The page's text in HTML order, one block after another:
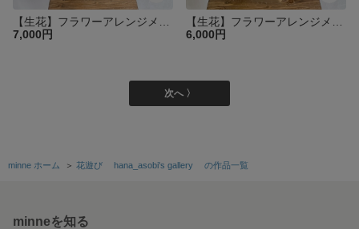
7,000円
6,000円
次へ 〉
minne ホーム ＞ 花遊び hana_asobi's gallery の作品一覧
minneを知る